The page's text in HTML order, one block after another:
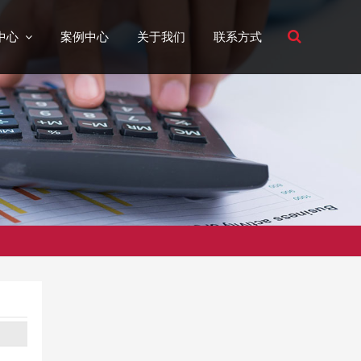
心 案例中心 关于我们 联系方式